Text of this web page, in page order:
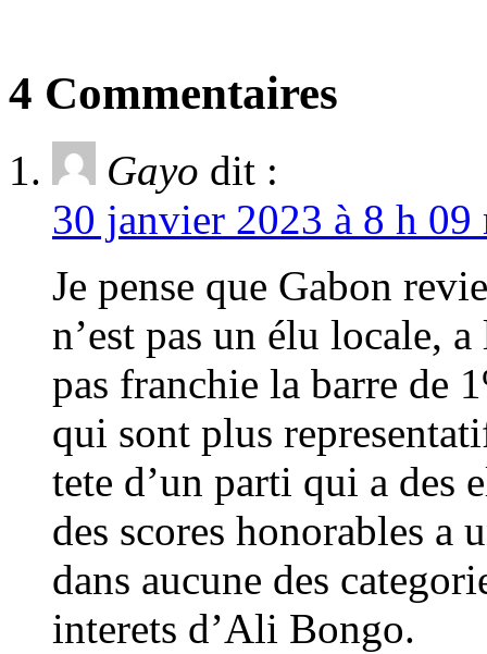
4 Commentaires
Gayo dit :
30 janvier 2023 à 8 h
Je pense que Gabon
n’est pas un élu locale,
pas franchie la barre de
qui sont plus
tete d’un parti qui a des
des scores honorables a
dans aucune des
interets d’Ali Bongo.